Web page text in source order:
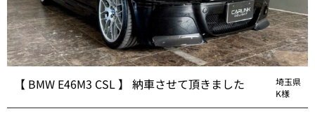
【 BMW E46M3 CSL 】 納車させて頂きました
埼玉県
K様